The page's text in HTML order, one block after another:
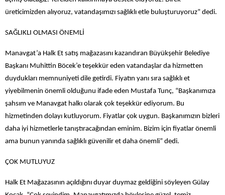
üreticimizden alıyoruz, vatandaşımızı sağlıklı etle buluşturuyoruz” dedi.
SAĞLIKLI OLMASI ÖNEMLİ
Manavgat’a Halk Et satış mağazasını kazandıran Büyükşehir Belediye
Başkanı Muhittin Böcek’e teşekkür eden vatandaşlar da hizmetten
duydukları memnuniyeti dile getirdi. Fiyatın yanı sıra sağlıklı et
yiyebilmenin önemli olduğunu ifade eden Mustafa Tunç, “Başkanımıza
şahsım ve Manavgat halkı olarak çok teşekkür ediyorum. Bu
hizmetinden dolayı kutluyorum. Fiyatlar çok uygun. Başkanımızın bizleri
daha iyi hizmetlerle tanıştıracağından eminim. Bizim için fiyatlar önemli
ama bunun yanında sağlıklı güvenilir et daha önemli” dedi.
ÇOK MUTLUYUZ
Halk Et Mağazasının açıldığını duyar duymaz geldiğini söyleyen Gülay